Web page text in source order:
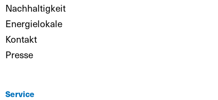
Nachhaltigkeit
Energielokale
Kontakt
Presse
Service